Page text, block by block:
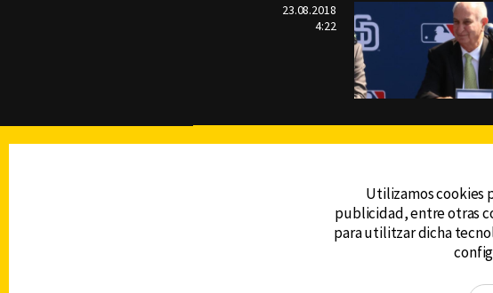
23.08.2018
4:22
DERECHOS RESERVADOS © CANAL 6 2026
Prohibida la reproducción total o parcial, incluyendo
Utilizamos cookies
publicidad, entre otras
para utilitzar dicha